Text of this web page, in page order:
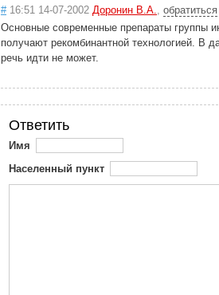
#16:51 14-07-2002 Доронин В.А., обратиться
Основные современные препараты группы
получают рекомбинантной технологией. В
речь идти не может.
Ответить
Имя
Населенный пункт